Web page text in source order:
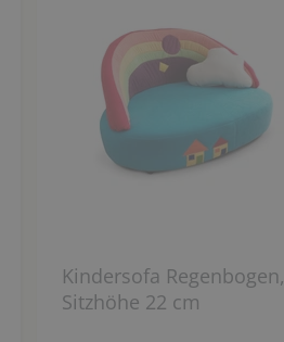
Kindersofa Regenbogen,
Sitzhöhe 22 cm